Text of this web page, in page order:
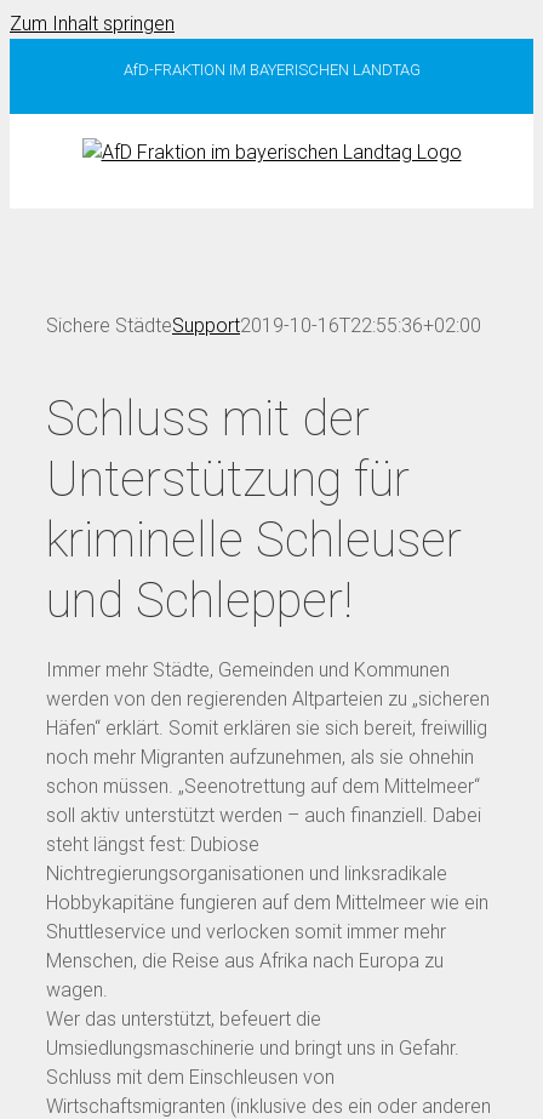
Zum Inhalt springen
AfD-FRAKTION IM BAYERISCHEN LANDTAG
Sichere StädteSupport2019-10-16T22:55:36+02:00
Schluss mit der
Unterstützung für
kriminelle Schleuser
und Schlepper!
Immer mehr Städte, Gemeinden und Kommunen
werden von den regierenden Altparteien zu „sicheren
Häfen“ erklärt. Somit erklären sie sich bereit, freiwillig
noch mehr Migranten aufzunehmen, als sie ohnehin
schon müssen. „Seenotrettung auf dem Mittelmeer“
soll aktiv unterstützt werden – auch finanziell. Dabei
steht längst fest: Dubiose
Nichtregierungsorganisationen und linksradikale
Hobbykapitäne fungieren auf dem Mittelmeer wie ein
Shuttleservice und verlocken somit immer mehr
Menschen, die Reise aus Afrika nach Europa zu
wagen.
Wer das unterstützt, befeuert die
Umsiedlungsmaschinerie und bringt uns in Gefahr.
Schluss mit dem Einschleusen von
Wirtschaftsmigranten (inklusive des ein oder anderen